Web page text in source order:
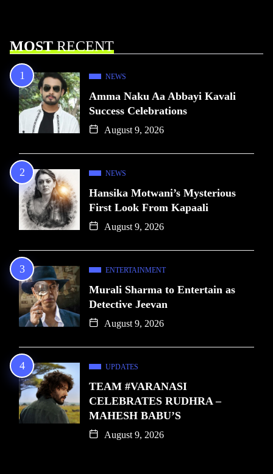
MOSTRECENT
NEWS
Amma Naku Aa Abbayi Kavali
Success Celebrations
August 9, 2026
NEWS
Hansika Motwani’s Mysterious
First Look From Kapaali
August 9, 2026
ENTERTAINMENT
Murali Sharma to Entertain as
Detective Jeevan
August 9, 2026
UPDATES
TEAM #VARANASI
CELEBRATES RUDHRA –
MAHESH BABU’S
August 9, 2026